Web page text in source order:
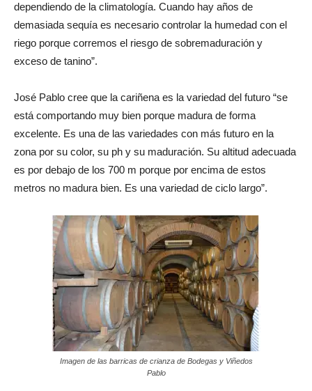
dependiendo de la climatología. Cuando hay años de
demasiada sequía es necesario controlar la humedad con el
riego porque corremos el riesgo de sobremaduración y
exceso de tanino”.
José Pablo cree que la cariñena es la variedad del futuro “se
está comportando muy bien porque madura de forma
excelente. Es una de las variedades con más futuro en la
zona por su color, su ph y su maduración. Su altitud adecuada
es por debajo de los 700 m porque por encima de estos
metros no madura bien. Es una variedad de ciclo largo”.
Imagen de las barricas de crianza de Bodegas y Viñedos
Pablo